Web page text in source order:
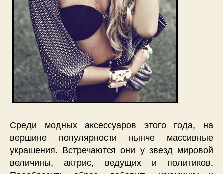
Среди модных аксессуаров этого года, на
вершине популярности нынче массивные
украшения. Встречаются они у звезд мировой
величины, актрис, ведущих и политиков.